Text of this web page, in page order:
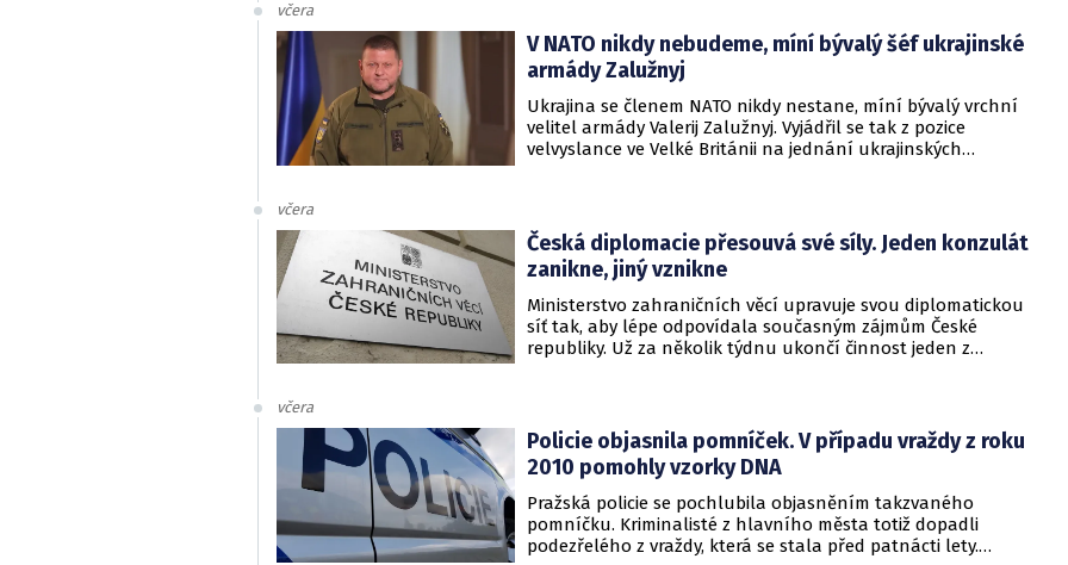
včera
V NATO nikdy nebudeme, míní bývalý šéf ukrajinské
armády Zalužnyj
Ukrajina se členem NATO nikdy nestane, míní bývalý vrchní
velitel armády Valerij Zalužnyj. Vyjádřil se tak z pozice
velvyslance ve Velké Británii na jednání ukrajinských
včera
Česká diplomacie přesouvá své síly. Jeden konzulát
zanikne, jiný vznikne
Ministerstvo zahraničních věcí upravuje svou diplomatickou
síť tak, aby lépe odpovídala současným zájmům České
republiky. Už za několik týdnu ukončí činnost jeden z
včera
Policie objasnila pomníček. V případu vraždy z roku
2010 pomohly vzorky DNA
Pražská policie se pochlubila objasněním takzvaného
pomníčku. Kriminalisté z hlavního města totiž dopadli
podezřelého z vraždy, která se stala před patnácti lety.